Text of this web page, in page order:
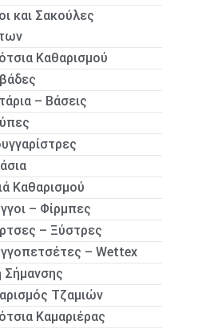
και Σακούλες
Καθαρισμού
– Βάσεις
Καθαρισμού
– Φίρμπες
– Ξύστρες
– Wettex
Σήμανσης
Τζαμιών
Καμαριέρας